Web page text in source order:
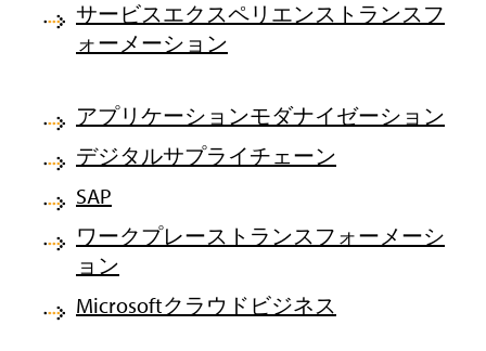
サービスエクスペリエンストランスフ
ォーメーション
アプリケーションモダナイゼーション
デジタルサプライチェーン
SAP
ワークプレーストランスフォーメーシ
ョン
Microsoftクラウドビジネス